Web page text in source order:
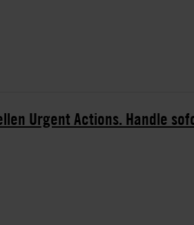
Urgent Actions. Handle